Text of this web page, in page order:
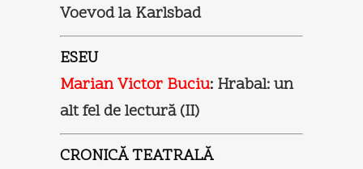
Voevod la Karlsbad
ESEU
Marian Victor Buciu: Hrabal: un
alt fel de lectură (II)
CRONICĂ TEATRALĂ